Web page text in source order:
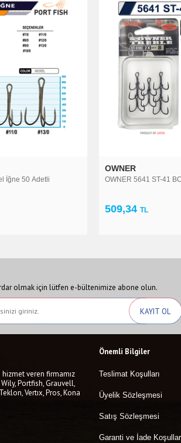
ORIGIN
Origin ST-36 3 LÜ
1.382,40
olmak için lütfen e-bültenimize abone olun.
hizmet veren firmamız
Portfish, Grauvell,
Vertıx, Pros, Kona
Önemli Bilgiler
Teslimat Koşulları
Üyelik Sözleşmesi
Satış Sözleşmesi
Garanti ve İade